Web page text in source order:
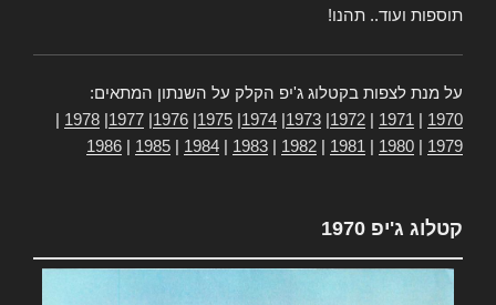
תוספות ועוד.. תהנו!
על מנת לצפות בקטלוג ג'יפ הקלק על השנתון המתאים:
1970
1971
1972
1973
1974
1975
1976
1977
1978
1979
1980
1981
1982
1983
1984
1985
1986
קטלוג ג'יפ 1970